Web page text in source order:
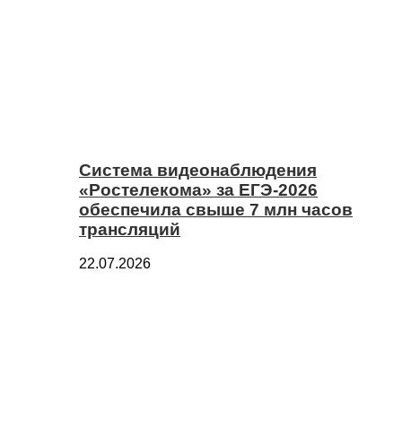
Система видеонаблюдения
«Ростелекома» за ЕГЭ-2026
обеспечила свыше 7 млн часов
трансляций
22.07.2026